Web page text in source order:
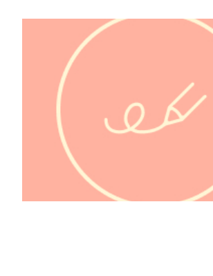
@Hamstouille_bébé